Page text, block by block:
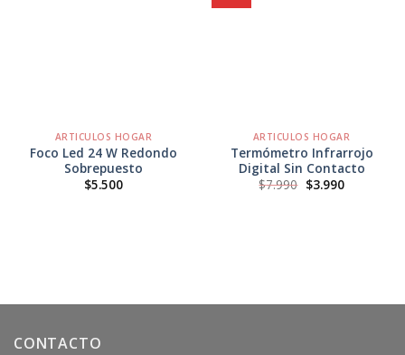
ARTICULOS HOGAR
Foco Led 24 W Redondo
Sobrepuesto
$5.500
ARTICULOS HOGAR
Termómetro Infrarrojo
Digital Sin Contacto
$7.990 El
precio
$3.990El
precio
CONTACTO